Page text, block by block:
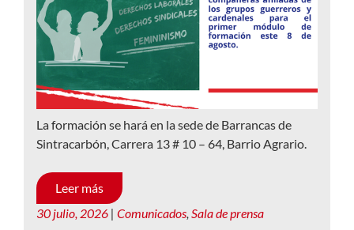
La formación se hará en la sede de Barrancas de
Sintracarbón, Carrera 13 # 10 – 64, Barrio Agrario.
Leer más
30 julio, 2026 | Comunicados, Sala de prensa